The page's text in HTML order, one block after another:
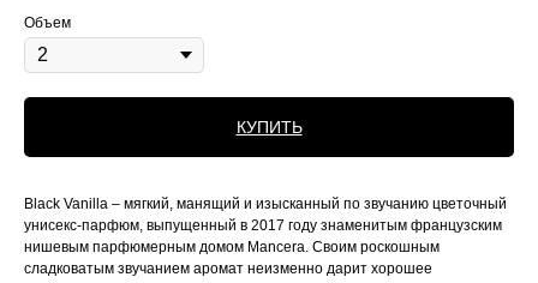
Объем
КУПИТЬ
Black Vanilla – мягкий, манящий и изысканный по звучанию цветочный
унисекс-парфюм, выпущенный в 2017 году знаменитым французским
нишевым парфюмерным домом Mancera. Своим роскошным
сладковатым звучанием аромат неизменно дарит хорошее